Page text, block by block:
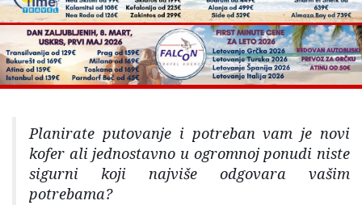
Planirate putovanje i potreban vam je novi
kofer ali jednostavno u ogromnoj ponudi niste
sigurni koji najviše odgovara vašim
potrebama?